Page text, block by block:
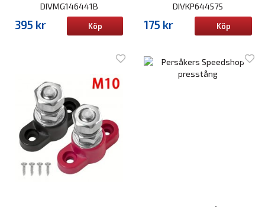
DIVMG146441B
395 kr Köp
DIVKP64457S
175 kr Köp